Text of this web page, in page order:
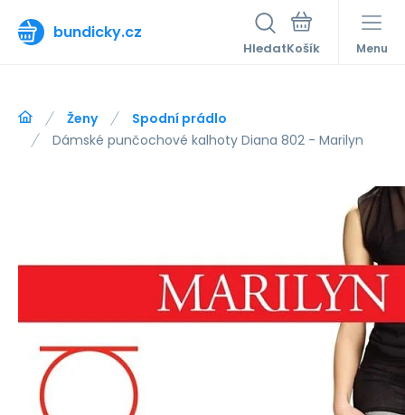
bundicky.cz
Hledat Menu
Ženy
Spodní prádlo
Dámské punčochové kalhoty Diana 802 - Marilyn